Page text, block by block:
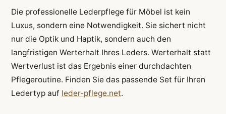
Die professionelle Lederpflege für Möbel ist kein
Luxus, sondern eine Notwendigkeit. Sie sichert nicht
nur die Optik und Haptik, sondern auch den
langfristigen Werterhalt Ihres Leders. Werterhalt statt
Wertverlust ist das Ergebnis einer durchdachten
Pflegeroutine. Finden Sie das passende Set für Ihren
Ledertyp auf leder-pflege.net.